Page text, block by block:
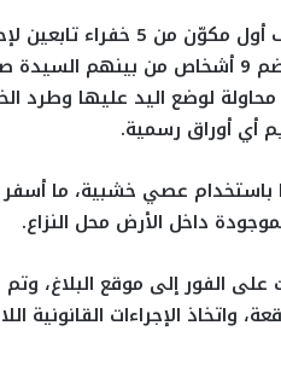
وأضاف البيان أن المشاجرة وقعت
قطعة أرض مملوكة للشركة، وطرف ثانٍ يضم 9
لوضع اليد عليها وطرد
أي أوراق رسمية.
باستخدام عصي خشبية، ما
داخل الأرض محل النزاع.
على الفور إلى موقع البلاغ،
واتخاذ الإجراءات القانونية